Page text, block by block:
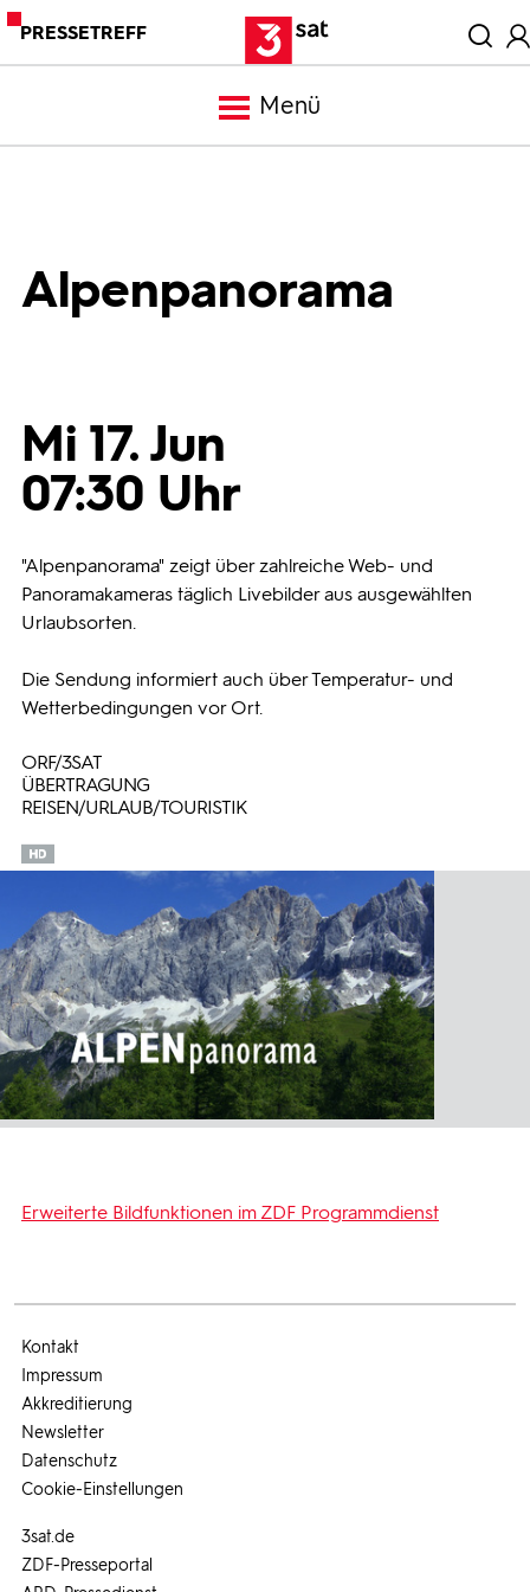
PRESSETREFF
Menü
Bilder
Programmwochen
Alpenpanorama
Mi 17. Jun
07:30 Uhr
"Alpenpanorama" zeigt über zahlreiche Web- und
Panoramakameras täglich Livebilder aus ausgewählten
Urlaubsorten.
Die Sendung informiert auch über Temperatur- und
Wetterbedingungen vor Ort.
ORF/3SAT
ÜBERTRAGUNG
REISEN/URLAUB/TOURISTIK
Erweiterte Bildfunktionen im ZDF Programmdienst
3sat.de
ZDF-Presseportal
Kontakt
Impressum
Akkreditierung
Newsletter
Datenschutz
Cookie-Einstellungen